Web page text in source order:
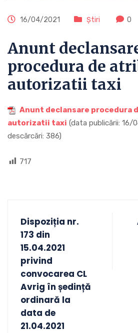
16/04/2021 Știri 0
Anunt
procedura de
autorizatii taxi
Anunt declansare procedura
autorizatii taxi (data publicării: 16/
descărcări: 386)
717
Dispoziția nr.
173 din
15.04.2021
privind
convocarea CL
Avrig în ședință
ordinară la
data de
21.04.2021